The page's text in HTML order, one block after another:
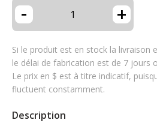
- +
Si le produit est en stock la livraison
le délai de fabrication est de 7 jours
Le prix en $ est à titre indicatif,
fluctuent constamment.
Description